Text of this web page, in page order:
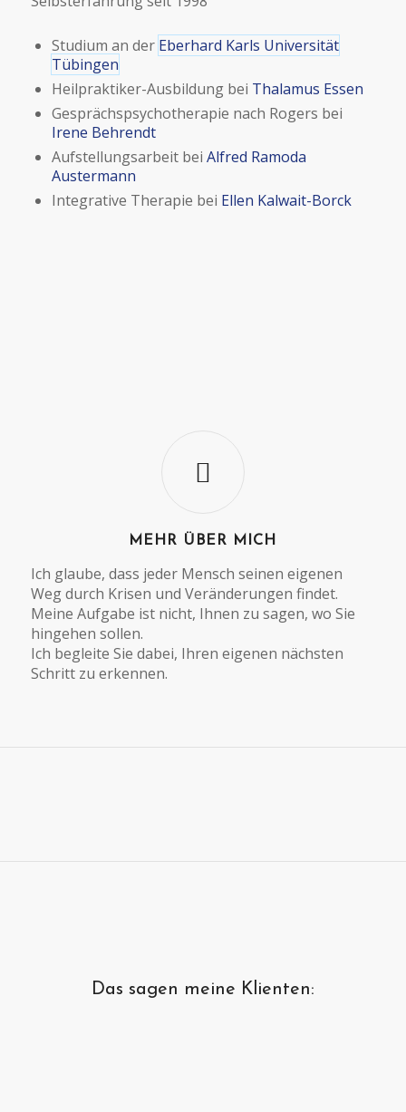
Studium an der Eberhard Karls Universität
Tübingen
Heilpraktiker-Ausbildung bei Thalamus Essen
Gesprächspsychotherapie nach Rogers bei
Irene Behrendt
Aufstellungsarbeit bei Alfred Ramoda
Austermann
Integrative Therapie bei Ellen Kalwait-Borck
MEHR ÜBER MICH
Ich glaube, dass jeder Mensch seinen eigenen
Weg durch Krisen und Veränderungen findet.
Meine Aufgabe ist nicht, Ihnen zu sagen, wo Sie
hingehen sollen.
Ich begleite Sie dabei, Ihren eigenen nächsten
Schritt zu erkennen.
Das sagen meine Klienten: